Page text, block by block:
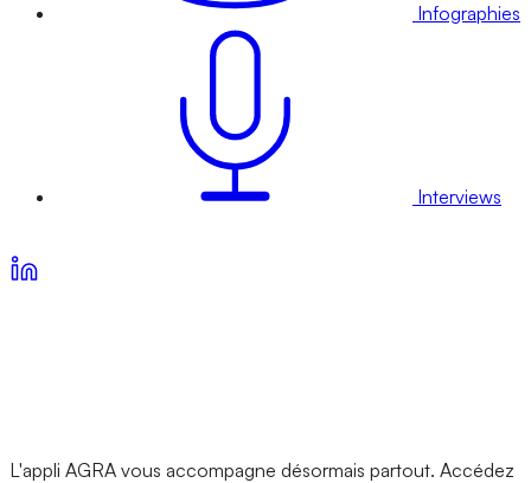
Infographies
Interviews
L'appli AGRA vous accompagne désormais partout. Accédez